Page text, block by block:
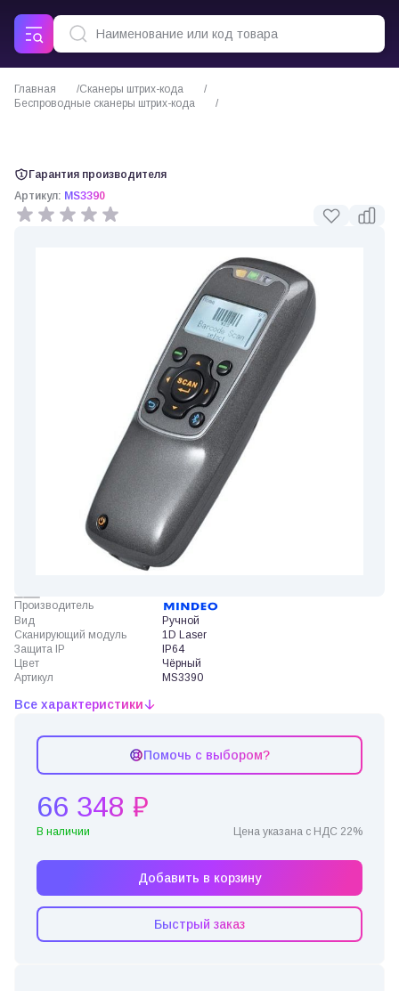
Главная
Сканеры штрих-кода
Беспроводные сканеры штрих-кода
Гарантия производителя
Артикул: MS3390
Производитель
Вид
Ручной
Сканирующий модуль
1D Laser
Защита IP
IP64
Цвет
Чёрный
Артикул
MS3390
Все характеристики
Помочь с выбором?
66 348 ₽
В наличии Цена указана с НДС 22%
Добавить в корзину
Быстрый заказ